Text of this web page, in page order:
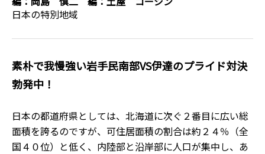
日本の特別地域
素朴で我慢強い岩手民南部VS伊達のプライド対決
勃発中！
日本の都道府県としては、北海道に次ぐ２番目に広い総
面積を誇るのですが、可住居面積の割合は約２４％（全
国４０位）と低く、内陸部と沿岸部に人口が集中し、あ